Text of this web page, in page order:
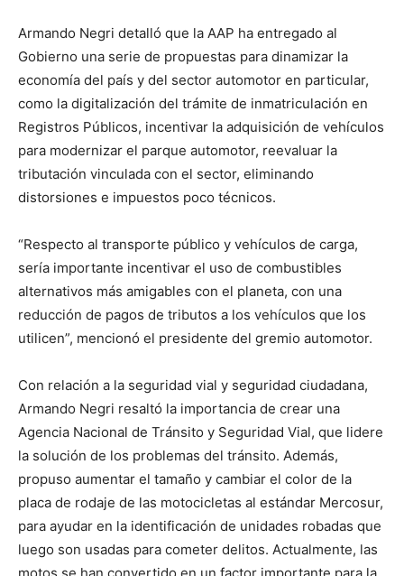
Armando Negri detalló que la AAP ha entregado al
Gobierno una serie de propuestas para dinamizar la
economía del país y del sector automotor en particular,
como la digitalización del trámite de inmatriculación en
Registros Públicos, incentivar la adquisición de vehículos
para modernizar el parque automotor, reevaluar la
tributación vinculada con el sector, eliminando
distorsiones e impuestos poco técnicos.
“Respecto al transporte público y vehículos de carga,
sería importante incentivar el uso de combustibles
alternativos más amigables con el planeta, con una
reducción de pagos de tributos a los vehículos que los
utilicen”, mencionó el presidente del gremio automotor.
Con relación a la seguridad vial y seguridad ciudadana,
Armando Negri resaltó la importancia de crear una
Agencia Nacional de Tránsito y Seguridad Vial, que lidere
la solución de los problemas del tránsito. Además,
propuso aumentar el tamaño y cambiar el color de la
placa de rodaje de las motocicletas al estándar Mercosur,
para ayudar en la identificación de unidades robadas que
luego son usadas para cometer delitos. Actualmente, las